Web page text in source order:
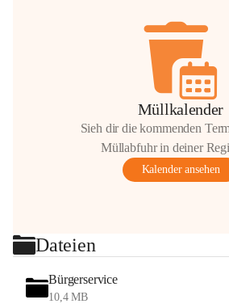
Müllkalender
Sieh dir die kommenden
Müllabfuhr in deiner
Kalender ansehen
Dateien
Bürgerservice
10,4 MB